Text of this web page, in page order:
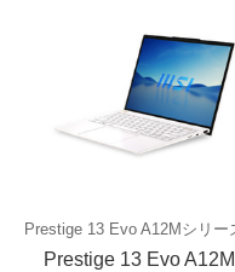
Prestige 13 Evo A12Mシリ
Prestige 13 Evo